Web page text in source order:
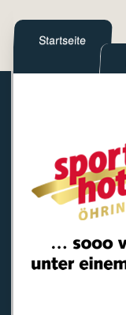
Startseite